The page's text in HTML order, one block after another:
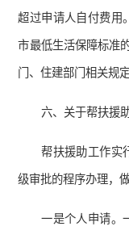
超过申请人自付费用
市最低生活保障标准
门、住建部门相关规定
六、关于帮扶援
帮扶援助工作实
级审批的程序办理，
一是个人申请。